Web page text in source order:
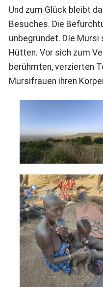
Und zum Glück bleibt
Besuches. Die
unbegründet. DIe
Hütten. Vor sich zum
berühmten, verzierten
Mursifrauen ihren